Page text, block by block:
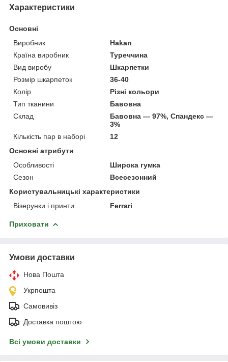
Характеристики
Основні
Виробник
Hakan
Країна виробник
Туреччина
Вид виробу
Шкарпетки
Розмір шкарпеток
36-40
Колір
Різні кольори
Тип тканини
Бавовна
Склад
Бавовна — 97%, Спандекс —
3%
Кількість пар в наборі
12
Основні атрибути
Особливості
Широка гумка
Сезон
Всесезонний
Користувальницькі характеристики
Візерунки і принти
Ferrari
Приховати
Умови доставки
Нова Пошта
Укрпошта
Самовивіз
Доставка поштою
Всі умови доставки